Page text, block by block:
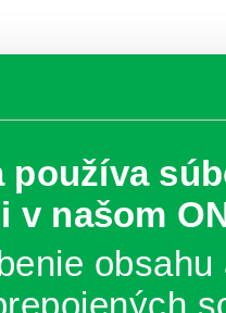
používa
v našom